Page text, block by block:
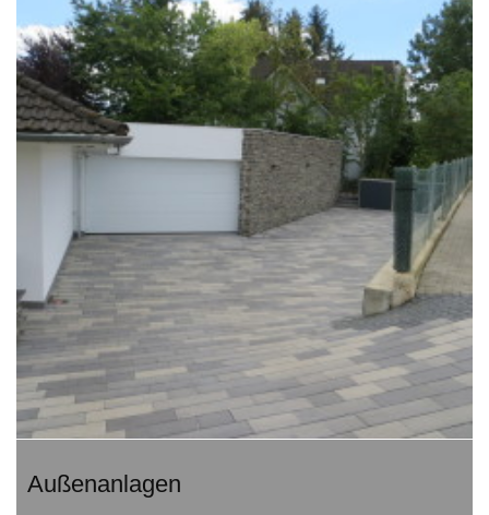
Außenanlagen